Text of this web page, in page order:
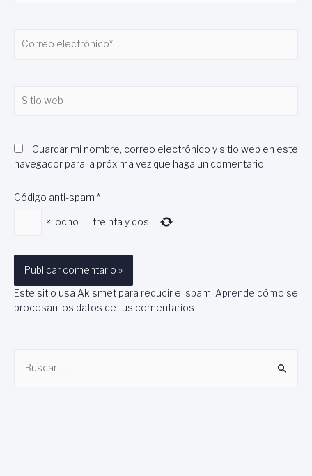
electrónico*
web
Guardar mi nombre, correo electrónico y sitio web en este
navegador para la próxima vez que haga un comentario.
Código anti-spam *
× ocho = treinta y dos
Este sitio usa Akismet para reducir el spam. Aprende cómo se
procesan los datos de tus comentarios.